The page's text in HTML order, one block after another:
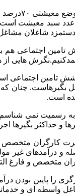
عدد سبد معیشت
شاغلان مشاغل
اجتماعی هم
اجتماعی
است.
به رسمیت نمی
و حداکثر بگیرها
کارگران متخصص
و درآمدهای غیر
متخصص و فارغ
را پایین بودن
واسطه ای و